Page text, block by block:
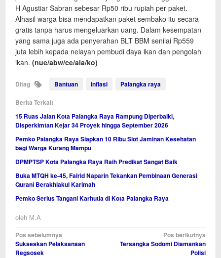
H Agustiar Sabran sebesar Rp50 ribu rupiah per paket.
Alhasil warga bisa mendapatkan paket sembako itu secara
gratis tanpa harus mengeluarkan uang. Dalam kesempatan
yang sama juga ada penyerahan BLT BBM senilai Rp559
juta lebih kepada nelayan pembudi daya ikan dan pengolah
ikan. (nue/abw/ce/ala/ko)
Ditag Bantuan inflasi Palangka raya
Berita Terkait
15 Ruas Jalan Kota Palangka Raya Rampung Diperbaiki,
Disperkimtan Kejar 34 Proyek hingga September 2026
Pemko Palangka Raya Siapkan 10 Ribu Slot Jaminan Kesehatan
bagi Warga Kurang Mampu
DPMPTSP Kota Palangka Raya Raih Predikat Sangat Baik
Buka MTQH ke-45, Fairid Naparin Tekankan Pembinaan Generasi
Qurani Berakhlakul Karimah
Pemko Serius Tangani Karhutla di Kota Palangka Raya
oleh M.A
Navigasi
pos
Pos sebelumnya
Sukseskan Pelaksanaan
Regsosek
Pos berikutnya
Tersangka Sodomi Diamankan
Polisi